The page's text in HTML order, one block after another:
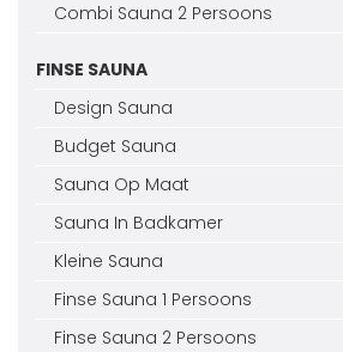
Combi Sauna 2 Persoons
FINSE SAUNA
Design Sauna
Budget Sauna
Sauna Op Maat
Sauna In Badkamer
Kleine Sauna
Finse Sauna 1 Persoons
Finse Sauna 2 Persoons